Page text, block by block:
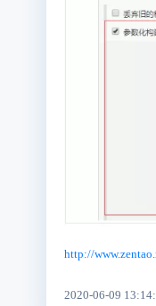
http://
2020-06-09